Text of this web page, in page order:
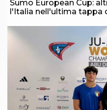
Sumo European Cup:
l'Italia nell'ultima tappa